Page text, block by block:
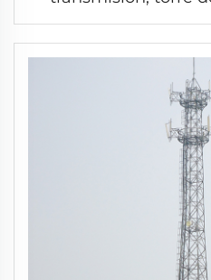
electrónica de